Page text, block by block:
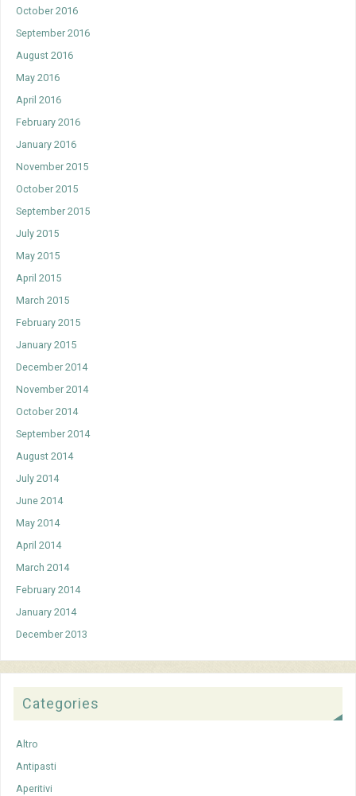
October 2016
September 2016
August 2016
May 2016
April 2016
February 2016
January 2016
November 2015
October 2015
September 2015
July 2015
May 2015
April 2015
March 2015
February 2015
January 2015
December 2014
November 2014
October 2014
September 2014
August 2014
July 2014
June 2014
May 2014
April 2014
March 2014
February 2014
January 2014
December 2013
Categories
Altro
Antipasti
Aperitivi